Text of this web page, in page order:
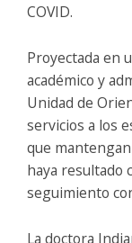
COVID.
Proyectada en
académico y
Unidad de
servicios a los
que
haya resultado
seguimiento
La doctora